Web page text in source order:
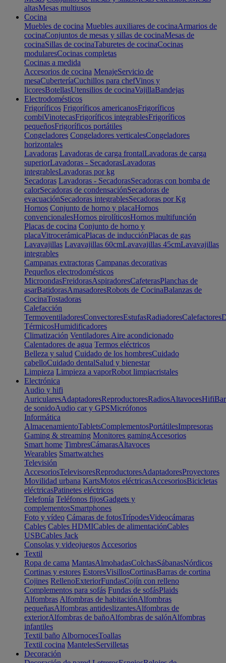
altasMesas multiusos
Cocina
Muebles de cocina Muebles auxiliares de cocinaArmarios de
cocinaConjuntos de mesas y sillas de cocinaMesas de
cocinaSillas de cocinaTaburetes de cocinaCocinas
modularesCocinas completas
Cocinas a medida
Accesorios de cocina MenajeServicio de
mesaCuberteríaCuchillos para chefVinos y
licoresBotellasUtensilios de cocinaVajillaBandejas
Electrodomésticos
Frigoríficos Frigoríficos americanosFrigoríficos
combiVinotecasFrigoríficos integrablesFrigoríficos
pequeñosFrigoríficos portátiles
Congeladores Congeladores verticalesCongeladores
horizontales
Lavadoras Lavadoras de carga frontalLavadoras de carga
superiorLavadoras - SecadorasLavadoras
integrablesLavadoras por kg
Secadoras Lavadoras - SecadorasSecadoras con bomba de
calorSecadoras de condensaciónSecadoras de
evacuaciónSecadoras integrablesSecadoras por Kg
Hornos Conjunto de horno y placaHornos
convencionalesHornos pirolíticosHornos multifunción
Placas de cocina Conjunto de horno y
placaVitrocerámicaPlacas de inducciónPlacas de gas
Lavavajillas Lavavajillas 60cmLavavajillas 45cmLavavajillas
integrables
Campanas extractoras Campanas decorativas
Pequeños electrodomésticos
MicroondasFreidorasAspiradoresCafeterasPlanchas de
asarBatidorasAmasadoresRobots de CocinaBalanzas de
CocinaTostadoras
Calefacción
TermoventiladoresConvectoresEstufasRadiadoresCalefactores
TérmicosHumidificadores
Climatización Ventiladores Aire acondicionado
Calentadores de agua Termos eléctricos
Belleza y salud Cuidado de los hombresCuidado
cabelloCuidado dentalSalud y bienestar
Limpieza Limpieza a vaporRobot limpiacristales
Electrónica
Audio y hifi
AuricularesAdaptadoresReproductoresRadiosAltavocesHifi
de sonidoAudio car y GPSMicrófonos
Informática
AlmacenamientoTabletsComplementosPortátilesImpresoras
Gaming & streaming Monitores gamingAccesorios
Smart home TimbresCámarasAltavoces
Wearables Smartwatches
Televisión
AccesoriosTelevisoresReproductoresAdaptadoresProyectores
Movilidad urbana KartsMotos eléctricasAccesoriosBicicletas
eléctricasPatinetes eléctricos
Telefonía Teléfonos fijosGadgets y
complementosSmartphones
Foto y vídeo Cámaras de fotosTrípodesVideocámaras
Cables Cables HDMICables de alimentaciónCables
USBCables Jack
Consolas y videojuegos Accesorios
Textil
Ropa de cama MantasAlmohadasColchasSábanasNórdicos
Cortinas y estores EstoresVisillosCortinasBarras de cortina
Cojines RellenoExteriorFundasCojín con relleno
Complementos para sofás Fundas de sofásPlaids
Alfombras Alfombras de habitaciónAlfombras
pequeñasAlfombras antideslizantesAlfombras de
exteriorAlfombras de bañoAlfombras de salónAlfombras
infantiles
Textil baño AlbornocesToallas
Textil cocina MantelesServilletas
Decoración